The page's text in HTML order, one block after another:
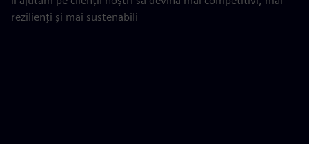
rezilienți și mai sustenabili